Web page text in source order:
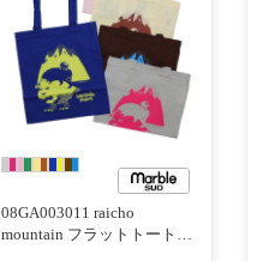
08GA003011 raicho
mountain フラットトートバ